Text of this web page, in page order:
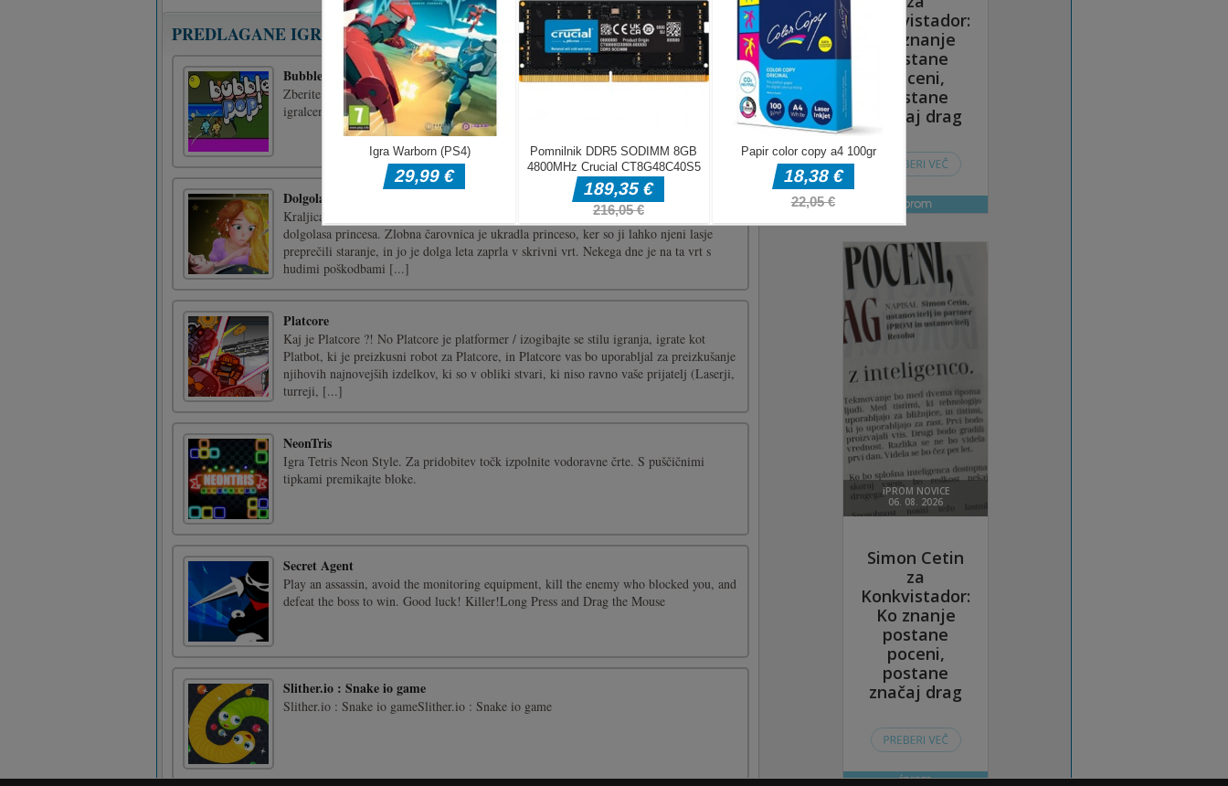
PREDLAGANE IGRE
Bubble Pop
Zberite te mehurčke in se izognite strašljivim duhovom v tej zabavni igri z dvema
igralcema.KLJUČI puščice za igralca ena. WASD za igralca dva.
Dolgolasa princesa Rescue Prince
Kraljica je rodila princeso, ki je imela lase s posebnimi zdravilnimi močmi. Pravimo ji
dolgolasa princesa. Zlobna čarovnica je ukradla princeso, ker so ji lahko njeni lasje
preprečili staranje, in jo je dolga leta zaprla v skrivni vrt. Nekega dne je na ta vrt s
hudimi poškodbami [...]
Platcore
Kaj je Platcore ?! No Platcore je platformer / izogibajte se stilu igranja, igrate kot
Platbot, ki je preizkusni robot za Platcore, in Platcore vas bo uporabljal za preizkušanje
njihovih najnovejših izdelkov, ki so v obliki stvari, ki niso ravno vaše prijatelj (Laserji,
turreji, [...]
NeonTris
Igra Tetris Neon Style. Za pridobitev točk izpolnite vodoravne črte. S puščičnimi
tipkami premikajte bloke.
Secret Agent
Play an assassin, avoid the monitoring equipment, kill the enemy who blocked you, and
defeat the boss to win. Good luck! Killer!Long Press and Drag the Mouse
Slither.io : Snake io game
Slither.io : Snake io gameSlither.io : Snake io game